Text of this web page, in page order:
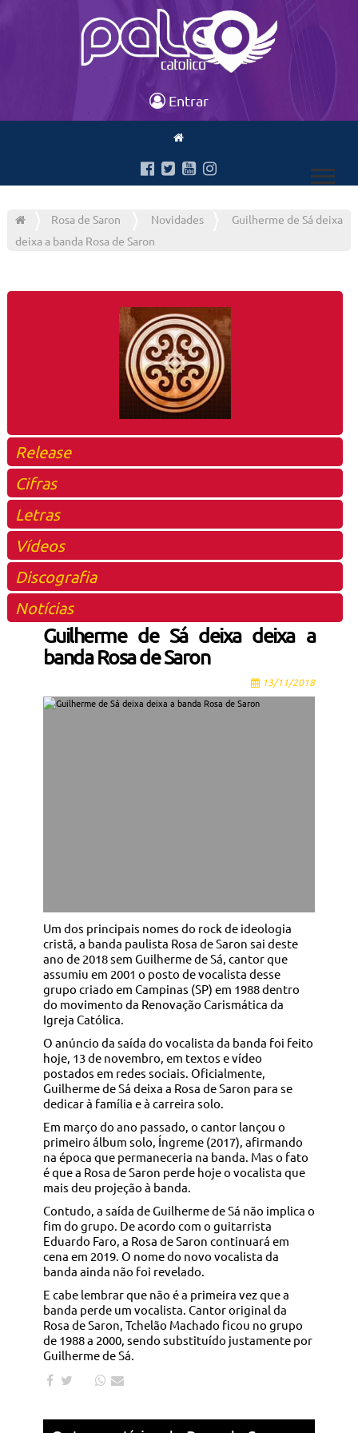
Entrar
Rosa de Saron Novidades
Guilherme de Sá deixa
deixa a banda Rosa de Saron
Release
Cifras
Letras
Vídeos
Discografia
Notícias
Guilherme de Sá deixa deixa a
banda Rosa de Saron
13/11/2018
Um dos principais nomes do rock de ideologia
cristã, a banda paulista Rosa de Saron sai deste
ano de 2018 sem Guilherme de Sá, cantor que
assumiu em 2001 o posto de vocalista desse
grupo criado em Campinas (SP) em 1988 dentro
do movimento da Renovação Carismática da
Igreja Católica.
O anúncio da saída do vocalista da banda foi feito
hoje, 13 de novembro, em textos e vídeo
postados em redes sociais. Oficialmente,
Guilherme de Sá deixa a Rosa de Saron para se
dedicar à família e à carreira solo.
Em março do ano passado, o cantor lançou o
primeiro álbum solo, Íngreme (2017), afirmando
na época que permaneceria na banda. Mas o fato
é que a Rosa de Saron perde hoje o vocalista que
mais deu projeção à banda.
Contudo, a saída de Guilherme de Sá não implica o
fim do grupo. De acordo com o guitarrista
Eduardo Faro, a Rosa de Saron continuará em
cena em 2019. O nome do novo vocalista da
banda ainda não foi revelado.
E cabe lembrar que não é a primeira vez que a
banda perde um vocalista. Cantor original da
Rosa de Saron, Tchelão Machado ficou no grupo
de 1988 a 2000, sendo substituído justamente por
Guilherme de Sá.